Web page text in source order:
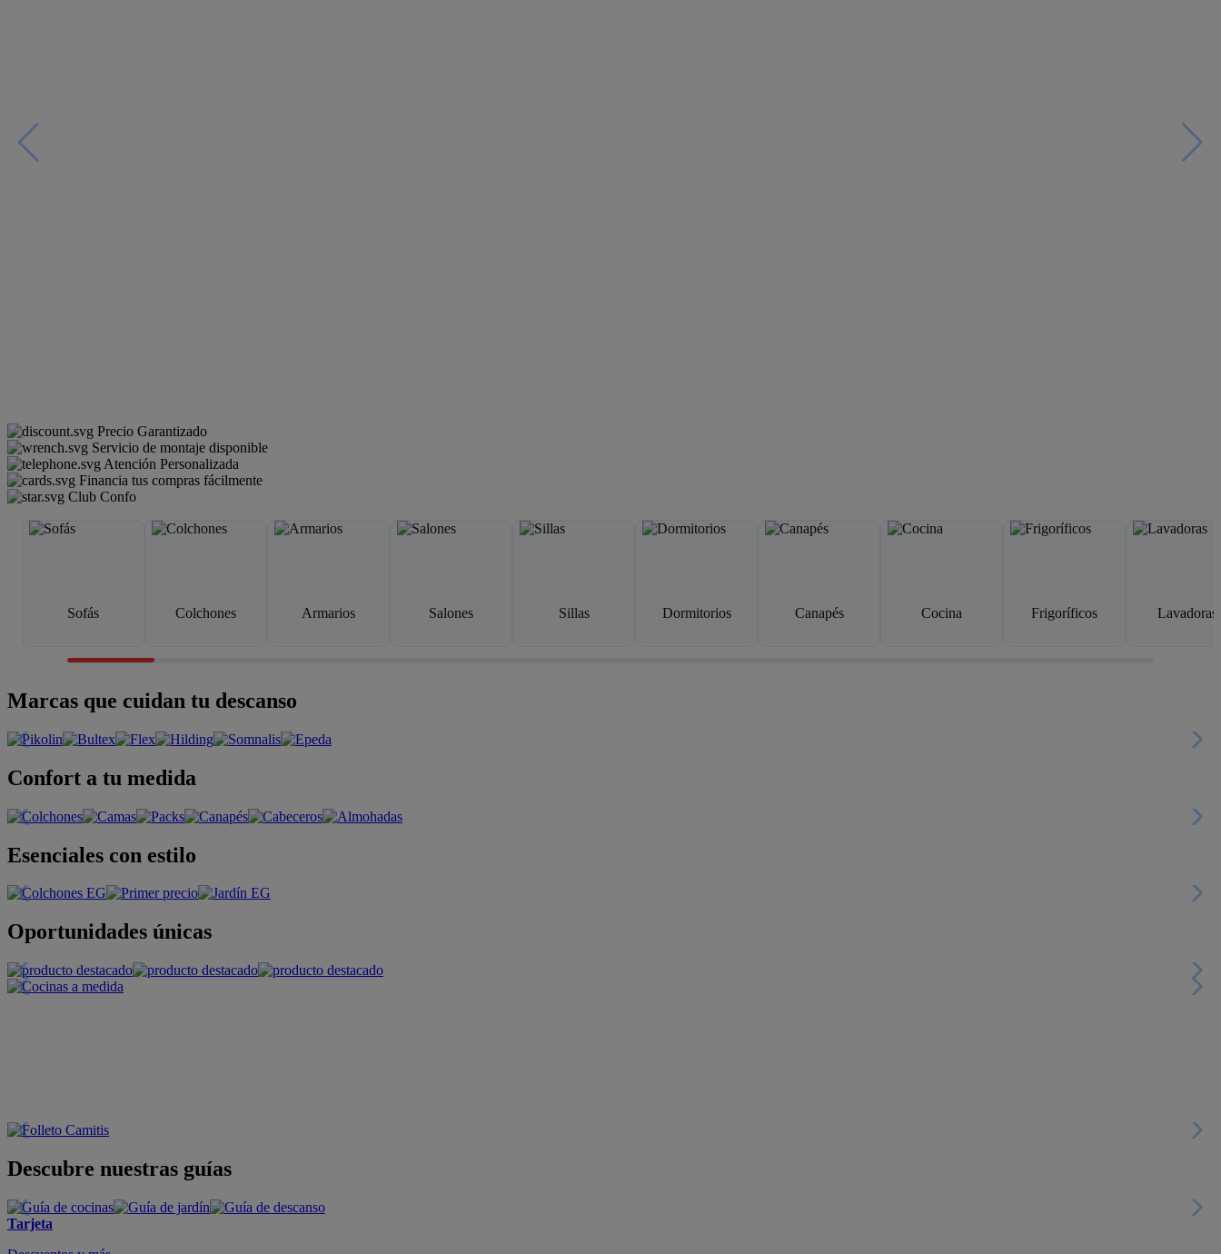
Precio Garantizado
Servicio de montaje disponible
Atención Personalizada
Financia tus compras fácilmente
Club Confo
Sofás Colchones Armarios Salones Sillas Dormitorios Canapés Cocina Frigoríficos Lavadoras
Marcas que cuidan tu descanso
Confort a tu medida
Esenciales con estilo
Oportunidades únicas
Descubre nuestras guías
Tarjeta